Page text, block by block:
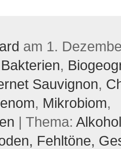
am 1.
Bakterien,
Sauvignon,
, Mikrobiom,
| Thema:
Fehltöne,